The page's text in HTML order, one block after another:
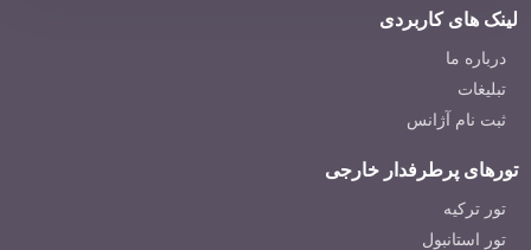
لینک های کاربردی
درباره ما
تبلیغات
ثبت نام آژانس
تورهای پرطرفدار خارجی
تور ترکیه
تور استانبول